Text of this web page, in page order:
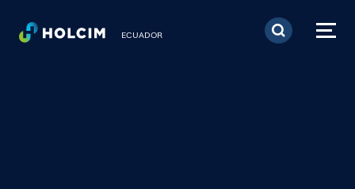
Pasar al contenido
ECUADOR